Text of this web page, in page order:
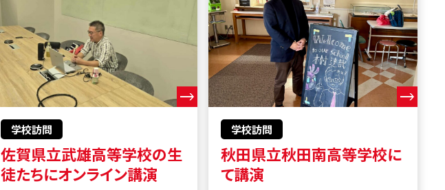
学校訪問
佐賀県立武雄高等学校の生
徒たちにオンライン講演
学校訪問
秋田県立秋田南高等学校に
て講演